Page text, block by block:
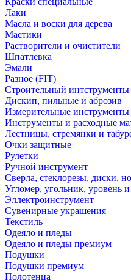
Лаки
Масла и воски для дерева
Мастики
Растворители и очистители
Шпатлевка
Эмали
Разное (FIT)
Строительный интструменты
Дискип, пильные и аброзив
Измерительные инструменты
Инструменты и расходные
Лестницы, стремянки и
Очки защитные
Рулетки
Ручной инструмент
Сверла, стеклорезы, диски,
Угломер, угольник, уровень и
Эллектроинструмент
Сувенирные украшения
Текстиль
Одеяло и пледы
Одеяло и пледы премиум
Подушки
Подушки премиум
Полотенца